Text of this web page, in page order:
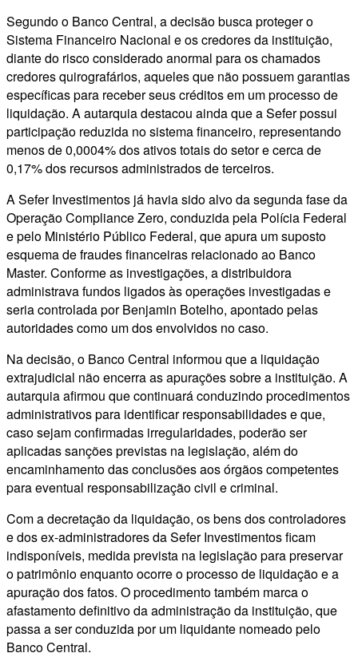
Segundo o Banco Central, a decisão busca proteger o
Sistema Financeiro Nacional e os credores da instituição,
diante do risco considerado anormal para os chamados
credores quirografários, aqueles que não possuem garantias
específicas para receber seus créditos em um processo de
liquidação. A autarquia destacou ainda que a Sefer possui
participação reduzida no sistema financeiro, representando
menos de 0,0004% dos ativos totais do setor e cerca de
0,17% dos recursos administrados de terceiros.
A Sefer Investimentos já havia sido alvo da segunda fase da
Operação Compliance Zero, conduzida pela Polícia Federal
e pelo Ministério Público Federal, que apura um suposto
esquema de fraudes financeiras relacionado ao Banco
Master. Conforme as investigações, a distribuidora
administrava fundos ligados às operações investigadas e
seria controlada por Benjamin Botelho, apontado pelas
autoridades como um dos envolvidos no caso.
Na decisão, o Banco Central informou que a liquidação
extrajudicial não encerra as apurações sobre a instituição. A
autarquia afirmou que continuará conduzindo procedimentos
administrativos para identificar responsabilidades e que,
caso sejam confirmadas irregularidades, poderão ser
aplicadas sanções previstas na legislação, além do
encaminhamento das conclusões aos órgãos competentes
para eventual responsabilização civil e criminal.
Com a decretação da liquidação, os bens dos controladores
e dos ex-administradores da Sefer Investimentos ficam
indisponíveis, medida prevista na legislação para preservar
o patrimônio enquanto ocorre o processo de liquidação e a
apuração dos fatos. O procedimento também marca o
afastamento definitivo da administração da instituição, que
passa a ser conduzida por um liquidante nomeado pelo
Banco Central.